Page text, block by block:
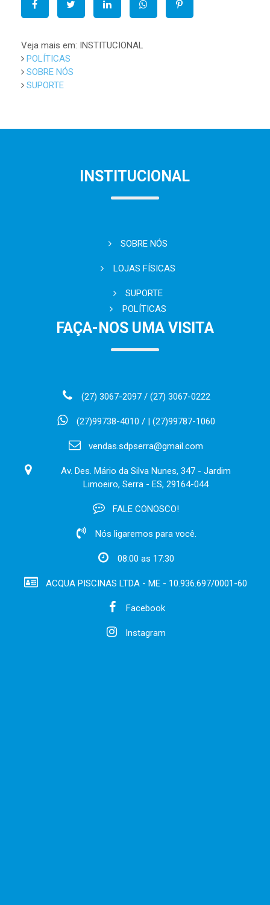
Veja mais em: INSTITUCIONAL
POLÍTICAS
SOBRE NÓS
SUPORTE
INSTITUCIONAL
SOBRE NÓS
LOJAS FÍSICAS
SUPORTE
POLÍTICAS
FAÇA-NOS UMA VISITA
(27) 3067-2097 / (27) 3067-0222
(27)99738-4010 / | (27)99787-1060
vendas.sdpserra@gmail.com
Av. Des. Mário da Silva Nunes, 347 - Jardim
Limoeiro, Serra - ES, 29164-044
FALE CONOSCO!
Nós ligaremos para você.
08:00 as 17:30
ACQUA PISCINAS LTDA - ME - 10.936.697/0001-60
Facebook
Instagram